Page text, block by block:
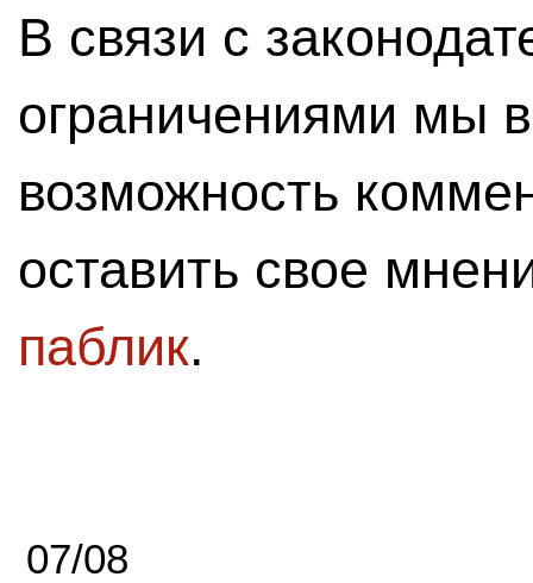
В связи с
ограничениями мы
возможность
оставить свое
паблик.
07/08